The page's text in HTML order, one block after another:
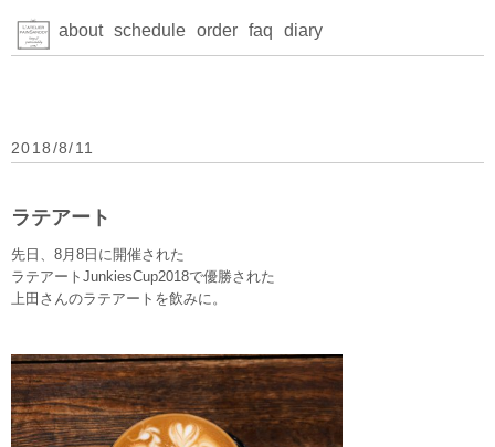
about schedule order faq diary
2018/8/11
ラテアート
先日、8月8日に開催された
ラテアートJunkiesCup2018で優勝された
上田さんのラテアートを飲みに。